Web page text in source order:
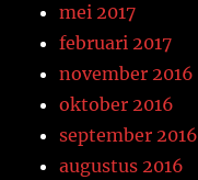
mei 2017
februari 2017
november 2016
oktober 2016
september 2016
augustus 2016